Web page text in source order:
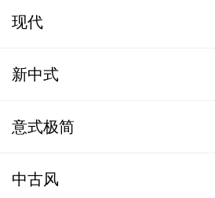
现代
新中式
意式极简
中古风